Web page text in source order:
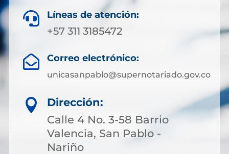
 Líneas de atención:
+57 311 3185472
 Correo electrónico:
unicasanpablo@supernotariado.gov.co

Dirección:
Calle 4 No. 3-58 Barrio
Valencia, San Pablo -
Nariño